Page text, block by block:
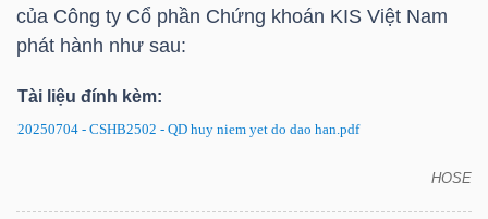
của Công ty Cổ phần Chứng khoán KIS Việt Nam
phát hành như sau:
Tài liệu đính kèm:
20250704 - CSHB2502 - QD huy niem yet do dao han.pdf
HOSE
ĐỘNG
SẢN